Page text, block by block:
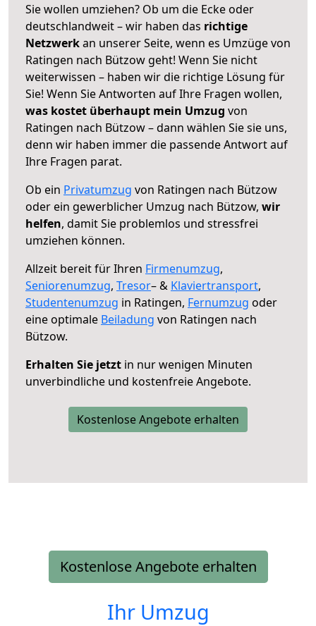
Sie wollen umziehen? Ob um die Ecke oder
deutschlandweit – wir haben das richtige
Netzwerkan unserer Seite, wenn es Umzüge von
Ratingen nach Bützow geht! Wenn Sie nicht
weiterwissen – haben wir die richtige Lösung für
Sie! Wenn Sie Antworten auf Ihre Fragen wollen,
was kostet überhaupt mein Umzug von
Ratingen nach Bützow – dann wählen Sie sie uns,
denn wir haben immer die passende Antwort auf
Ihre Fragen parat.
Ob ein Privatumzug von Ratingen nach Bützow
oder ein gewerblicher Umzug nach Bützow, wir
helfen, damit Sie problemlos und stressfrei
umziehen können.
Allzeit bereit für Ihren Firmenumzug,
Seniorenumzug, Tresor– & Klaviertransport,
Studentenumzug in Ratingen, Fernumzug oder
eine optimale Beiladung von Ratingen nach
Bützow.
Erhalten Sie jetzt in nur wenigen Minuten
unverbindliche und kostenfreie Angebote.
Kostenlose Angebote erhalten
Kostenlose Angebote erhalten
Ihr Umzug